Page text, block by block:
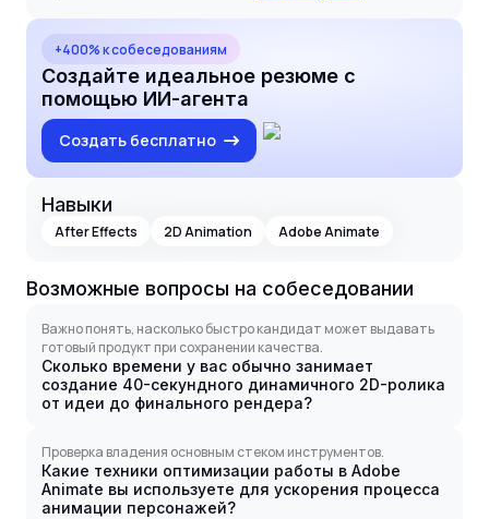
+400% к собеседованиям
Создайте идеальное резюме с
помощью ИИ-агента
Создать бесплатно
Навыки
After Effects 2D Animation Adobe Animate
Возможные вопросы на собеседовании
Важно понять, насколько быстро кандидат может выдавать
готовый продукт при сохранении качества.
Сколько времени у вас обычно занимает
создание 40-секундного динамичного 2D-ролика
от идеи до финального рендера?
Проверка владения основным стеком инструментов.
Какие техники оптимизации работы в Adobe
Animate вы используете для ускорения процесса
анимации персонажей?